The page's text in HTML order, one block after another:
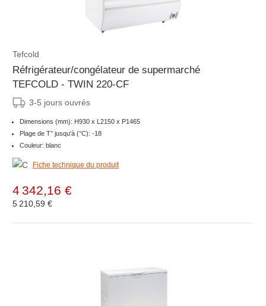
Tefcold
Réfrigérateur/congélateur de supermarché
TEFCOLD - TWIN 220-CF
3-5 jours ouvrés
Dimensions (mm): H930 x L2150 x P1465
Plage de T° jusqu'à (°C): -18
Couleur: blanc
Fiche technique du produit
4 342,16 €
5 210,59 €